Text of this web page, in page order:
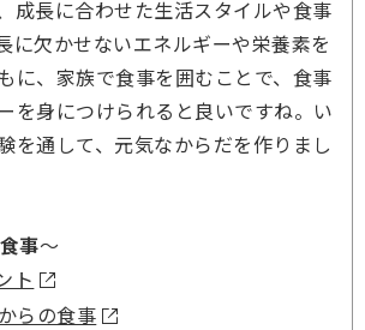
成長に合わせた生活スタイルや食事
に欠かせないエネルギーや栄養素を
に、家族で食事を囲むことで、食事
を身につけられると良いですね。い
を通して、元気なからだを作りまし
事～
ト
らの食事